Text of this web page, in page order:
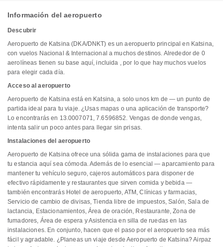
Información del aeropuerto
Descubrir
Aeropuerto de Katsina (DKA/DNKT) es un aeropuerto principal en Katsina,
con vuelos Nacional & Internacional a muchos destinos. Alrededor de 0
aerolíneas tienen su base aquí, incluida , por lo que hay muchos vuelos
para elegir cada día.
Acceso al aeropuerto
Aeropuerto de Katsina está en Katsina, a solo unos km de — un punto de
partida ideal para tu viaje. ¿Usas mapas o una aplicación de transporte?
Lo encontrarás en 13.0007071, 7.6596852. Vengas de donde vengas,
intenta salir un poco antes para llegar sin prisas.
Instalaciones del aeropuerto
Aeropuerto de Katsina ofrece una sólida gama de instalaciones para que
tu estancia aquí sea cómoda. Además de lo esencial — aparcamiento para
mantener tu vehículo seguro, cajeros automáticos para disponer de
efectivo rápidamente y restaurantes que sirven comida y bebida —
también encontrarás Hotel de aeropuerto, ATM, Clínicas y farmacias,
Servicio de cambio de divisas, Tienda libre de impuestos, Salón, Sala de
lactancia, Estacionamientos, Área de oración, Restaurante, Zona de
fumadores, Área de espera y Asistencia en silla de ruedas en las
instalaciones. En conjunto, hacen que el paso por el aeropuerto sea más
fácil y agradable. ¿Planeas un viaje desde Aeropuerto de Katsina? Airpaz